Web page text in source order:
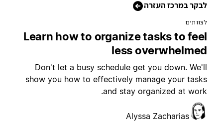
במרכז העזרה
Learn how to organize tasks to
less
Don't let a busy schedule get you down.
show you how to effectively manage your
and stay organized at
Alyssa Zacharias